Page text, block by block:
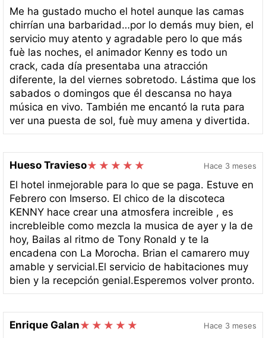
Me ha gustado mucho el hotel aunque las camas
chirrían una barbaridad…por lo demás muy bien, el
servicio muy atento y agradable pero lo que más
fuè las noches, el animador Kenny es todo un
crack, cada día presentaba una atracción
diferente, la del viernes sobretodo. Lástima que los
sabados o domingos que él descansa no haya
música en vivo. También me encantó la ruta para
ver una puesta de sol, fuè muy amena y divertida.
Hueso Travieso Hace 3 meses
El hotel inmejorable para lo que se paga. Estuve en
Febrero con Imserso. El chico de la discoteca
KENNY hace crear una atmosfera increible , es
increbleible como mezcla la musica de ayer y la de
hoy, Bailas al ritmo de Tony Ronald y te la
encadena con La Morocha. Brian el camarero muy
amable y servicial.El servicio de habitaciones muy
bien y la recepción genial.Esperemos volver pronto.
Enrique Galan Hace 3 meses